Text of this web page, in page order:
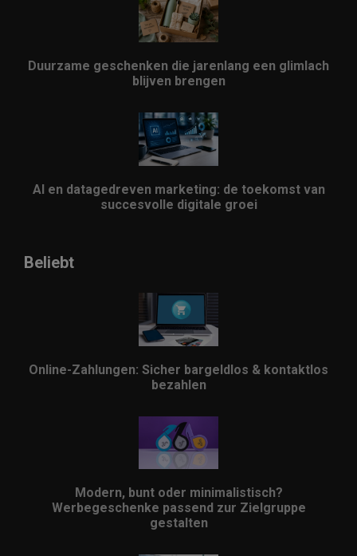
Duurzame geschenken die jarenlang een glimlach
blijven brengen
AI en datagedreven marketing: de toekomst van
succesvolle digitale groei
Beliebt
Online-Zahlungen: Sicher bargeldlos & kontaktlos
bezahlen
Modern, bunt oder minimalistisch?
Werbegeschenke passend zur Zielgruppe
gestalten